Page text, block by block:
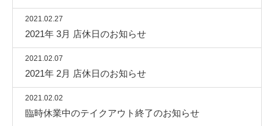
2021.02.27
2021年 3月 店休日のお知らせ
2021.02.07
2021年 2月 店休日のお知らせ
2021.02.02
臨時休業中のテイクアウト終了のお知らせ